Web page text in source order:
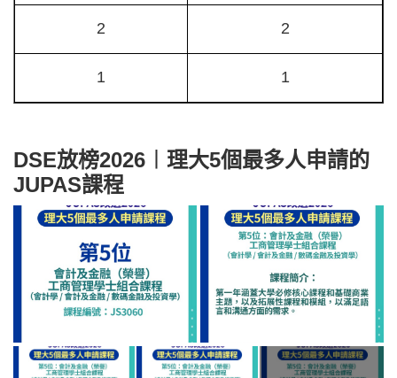
2 2
1 1
DSE放榜2026︱理大5個最多人申請的
JUPAS課程